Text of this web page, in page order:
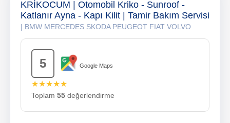
KRİKOCUM | Otomobil Kriko - Sunroof -
Katlanır Ayna - Kapı Kilit | Tamir Bakım Servisi
| BMW MERCEDES SKODA PEUGEOT FIAT VOLVO
5 Google Maps
★★★★★
Toplam 55 değerlendirme